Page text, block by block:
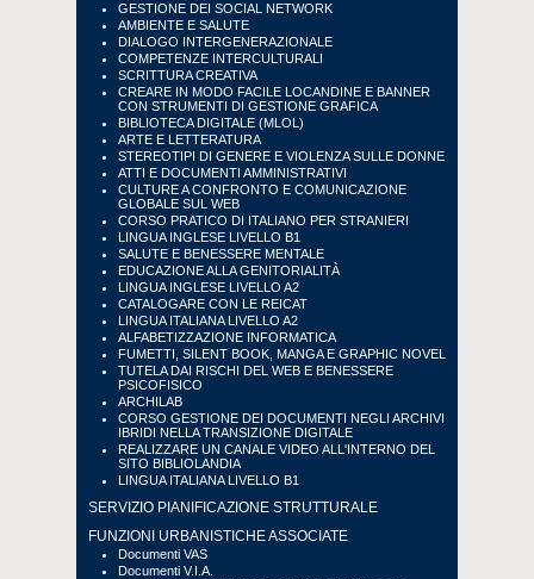
GESTIONE DEI SOCIAL NETWORK
AMBIENTE E SALUTE
DIALOGO INTERGENERAZIONALE
COMPETENZE INTERCULTURALI
SCRITTURA CREATIVA
CREARE IN MODO FACILE LOCANDINE E BANNER
CON STRUMENTI DI GESTIONE GRAFICA
BIBLIOTECA DIGITALE (MLOL)
ARTE E LETTERATURA
STEREOTIPI DI GENERE E VIOLENZA SULLE DONNE
ATTI E DOCUMENTI AMMINISTRATIVI
CULTURE A CONFRONTO E COMUNICAZIONE
GLOBALE SUL WEB
CORSO PRATICO DI ITALIANO PER STRANIERI
LINGUA INGLESE LIVELLO B1
SALUTE E BENESSERE MENTALE
EDUCAZIONE ALLA GENITORIALITÀ
LINGUA INGLESE LIVELLO A2
CATALOGARE CON LE REICAT
LINGUA ITALIANA LIVELLO A2
ALFABETIZZAZIONE INFORMATICA
FUMETTI, SILENT BOOK, MANGA E GRAPHIC NOVEL
TUTELA DAI RISCHI DEL WEB E BENESSERE
PSICOFISICO
ARCHILAB
CORSO GESTIONE DEI DOCUMENTI NEGLI ARCHIVI
IBRIDI NELLA TRANSIZIONE DIGITALE
REALIZZARE UN CANALE VIDEO ALL'INTERNO DEL
SITO BIBLIOLANDIA
LINGUA ITALIANA LIVELLO B1
SERVIZIO PIANIFICAZIONE STRUTTURALE
FUNZIONI URBANISTICHE ASSOCIATE
Documenti VAS
Documenti V.I.A.